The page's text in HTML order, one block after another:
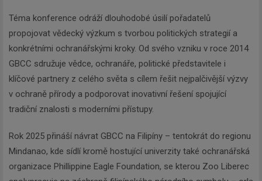
Téma konference odráží dlouhodobé úsilí pořadatelů
propojovat vědecký výzkum s tvorbou politických strategií a
konkrétními ochranářskými kroky. Od svého vzniku v roce 2014
GBCC sdružuje vědce, ochranáře, politické představitele i
klíčové partnery z celého světa s cílem řešit nejpalčivější výzvy
v ochraně přírody a podporovat inovativní řešení spojující
tradiční znalosti s moderními přístupy.
Rok 2025 přináší návrat GBCC na Filipíny – tentokrát do regionu
Mindanao, kde sídlí kromě hostující univerzity také ochranářská
organizace Phillippine Eagle Foundation, se kterou Zoo Liberec